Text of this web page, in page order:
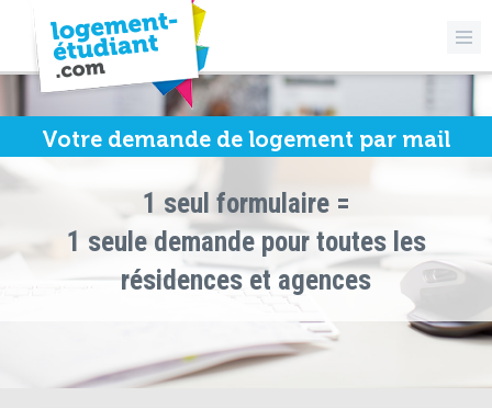
Votre demande de logement par mail
1 seul formulaire =
1 seule demande pour toutes les
résidences et agences